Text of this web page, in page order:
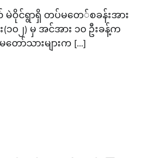
မဲဝိုင်ရွာရှိ တပ်မ‌တေ်စခန်းအား
၁၀၂) မှ အင်အား ၁၀ ဦးခန့်က
ော်သားများက […]